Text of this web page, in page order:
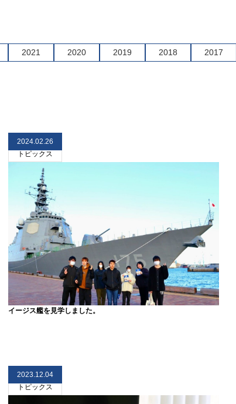
2021 2020 2019 2018 2017
トピックス
2024.02.26
イージス艦を見学しました。
トピックス
2023.12.04